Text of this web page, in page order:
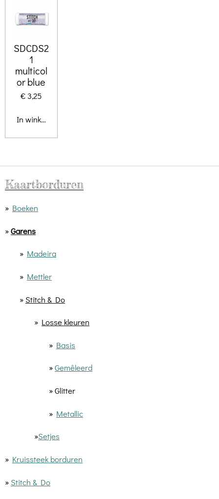
SDCDS2
1
multicol
or blue
€ 3,25
In winkelwagen
Kaartborduren
» Boeken
»Garens
» Madeira
» Mettler
» Stitch & Do
» Losse kleuren
» Basis
»Gemêleerd
» Glitter
» Metallic
»Setjes
» Kruissteek borduren
» Stitch & Do